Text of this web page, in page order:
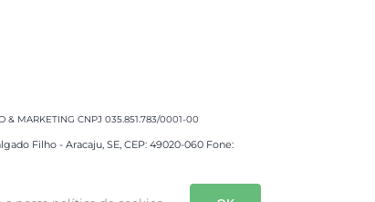
& MARKETING CNPJ 035.851.783/0001-00
Filho - Aracaju, SE, CEP: 49020-060 Fone: